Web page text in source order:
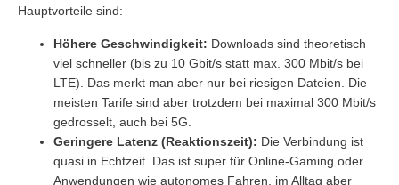
Hauptvorteile sind:
Höhere Geschwindigkeit: Downloads sind theoretisch
viel schneller (bis zu 10 Gbit/s statt max. 300 Mbit/s bei
LTE). Das merkt man aber nur bei riesigen Dateien. Die
meisten Tarife sind aber trotzdem bei maximal 300 Mbit/s
gedrosselt, auch bei 5G.
Geringere Latenz (Reaktionszeit): Die Verbindung ist
quasi in Echtzeit. Das ist super für Online-Gaming oder
Anwendungen wie autonomes Fahren, im Alltag aber